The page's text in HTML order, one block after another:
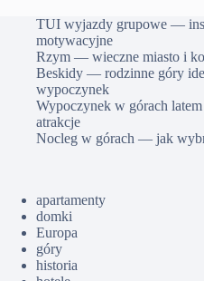
TUI wyjazdy grupowe —
motywacyjne
Rzym — wieczne miasto i
Beskidy — rodzinne góry
wypoczynek
Wypoczynek w górach
atrakcje
Nocleg w górach — jak
apartamenty
domki
Europa
góry
historia